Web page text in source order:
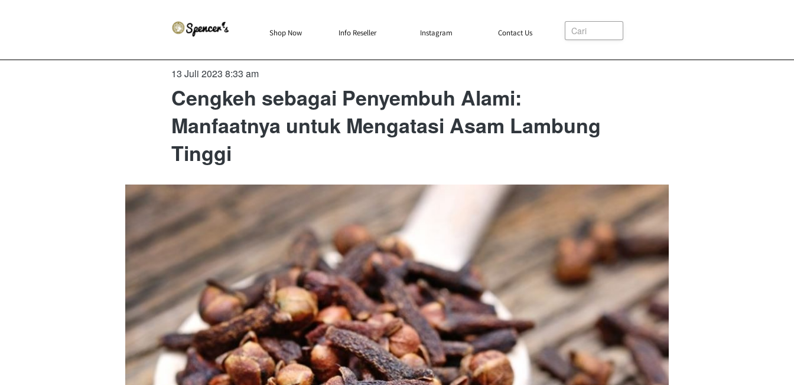
`
Shop Now `
Info Reseller `
Instagram `
Contact Us Cari
13 Juli 2023 8:33 am
Cengkeh sebagai Penyembuh Alami:
Manfaatnya untuk Mengatasi Asam Lambung
Tinggi